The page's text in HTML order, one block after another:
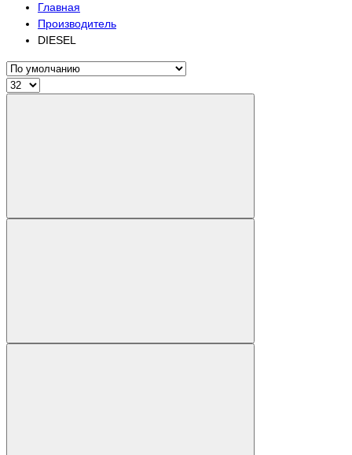
Главная
Производитель
DIESEL